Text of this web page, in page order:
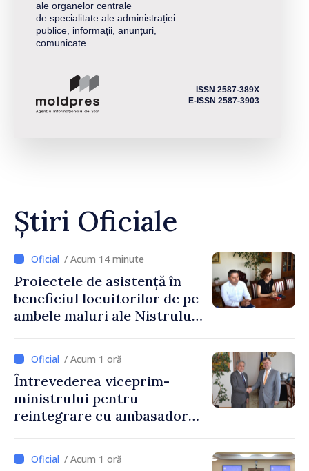
ale organelor centrale
de specialitate ale administrației
publice, informații, anunțuri,
comunicate
ISSN 2587-389X
E-ISSN 2587-3903
Știri Oficiale
/ Acum 14 minute
Proiectele de asistență în
beneficiul locuitorilor de pe
ambele maluri ale Nistrului
viceprim-ministrului cu
reprezentanta rezidentă a
PNUD în Republica Moldova,
Daniela Gasparikova
/ Acum 1 oră
Întrevederea viceprim-
ministrului pentru
reintegrare cu ambasadorul
Moldova
/ Acum 1 oră